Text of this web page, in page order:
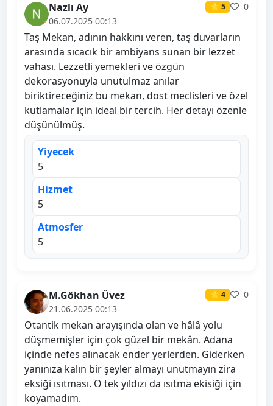
Nazlı Ay ⭐ 5
0
06.07.2025 00:13
Taş Mekan, adının hakkını veren, taş duvarların
arasında sıcacık bir ambiyans sunan bir lezzet
vahası. Lezzetli yemekleri ve özgün
dekorasyonuyla unutulmaz anılar
biriktireceğiniz bu mekan, dost meclisleri ve özel
kutlamalar için ideal bir tercih. Her detayı özenle
düşünülmüş.
Yiyecek
5
Hizmet
5
Atmosfer
5
M.Gökhan Üvez ⭐ 4
0
21.06.2025 00:13
Otantik mekan arayışında olan ve hâlâ yolu
düşmemişler için çok güzel bir mekân. Adana
içinde nefes alınacak ender yerlerden. Giderken
yanınıza kalın bir şeyler almayı unutmayın zira
eksiği ısıtması. O tek yıldızı da ısıtma ekisiği için
koyamadım.